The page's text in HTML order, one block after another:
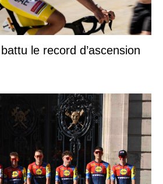
le record d’ascension